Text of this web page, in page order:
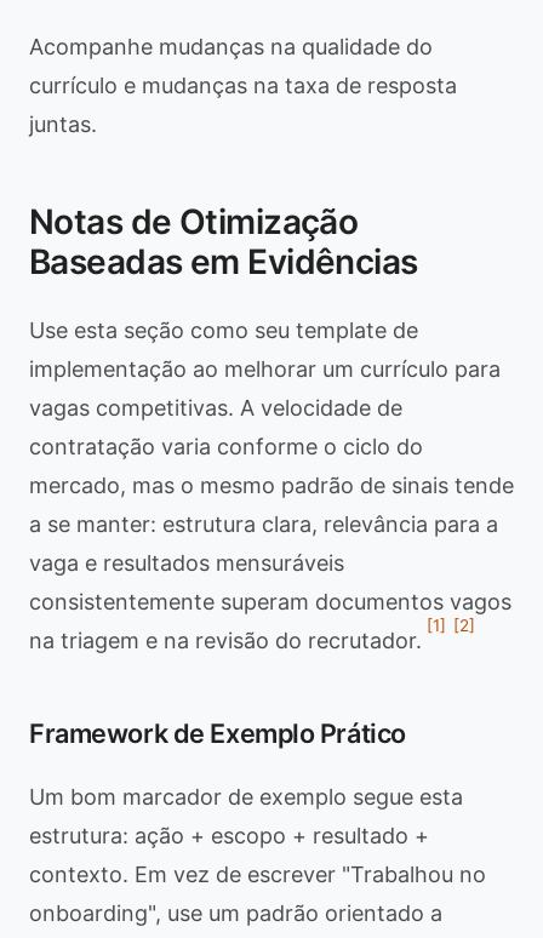
Acompanhe mudanças na qualidade do
currículo e mudanças na taxa de resposta
juntas.
Notas de Otimização
Baseadas em Evidências
Use esta seção como seu template de
implementação ao melhorar um currículo para
vagas competitivas. A velocidade de
contratação varia conforme o ciclo do
mercado, mas o mesmo padrão de sinais tende
a se manter: estrutura clara, relevância para a
vaga e resultados mensuráveis
consistentemente superam documentos vagos
na triagem e na revisão do recrutador.
[1] [2]
Framework de Exemplo Prático
Um bom marcador de exemplo segue esta
estrutura: ação + escopo + resultado +
contexto. Em vez de escrever "Trabalhou no
onboarding", use um padrão orientado a